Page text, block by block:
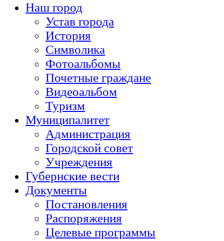
Наш город
Устав города
История
Символика
Фотоальбомы
Почетные граждане
Видеоальбом
Туризм
Муниципалитет
Администрация
Городской совет
Учреждения
Губернские вести
Документы
Постановления
Распоряжения
Целевые программы